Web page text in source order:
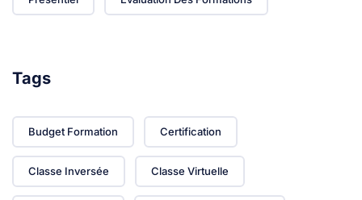
Tags
Budget Formation Certification
Classe Inversée Classe Virtuelle